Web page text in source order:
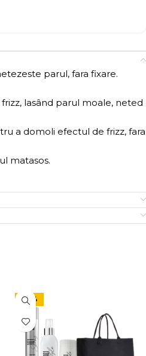
parul, fara fixare.
lasând parul moale, neted
a domoli efectul de frizz, fara
matasos.
-24%